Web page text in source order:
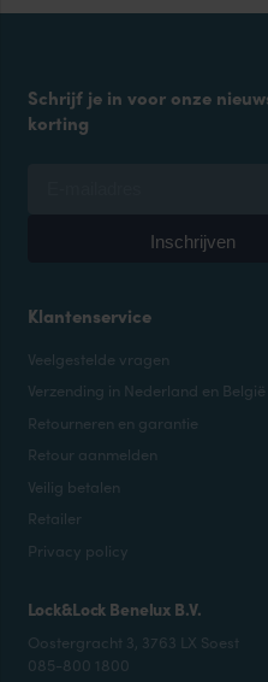
Klantenservice
Veelgestelde vragen
Verzending in Nederland en België
Retourneren en garantie
Retour aanmelden
Veilig betalen
Retailer
Privacy policy
Lock&Lock Benelux B.V.
Oostergracht 3, 3763 LX Soest
085-800 1800
Schrijf je in voor onze
korting